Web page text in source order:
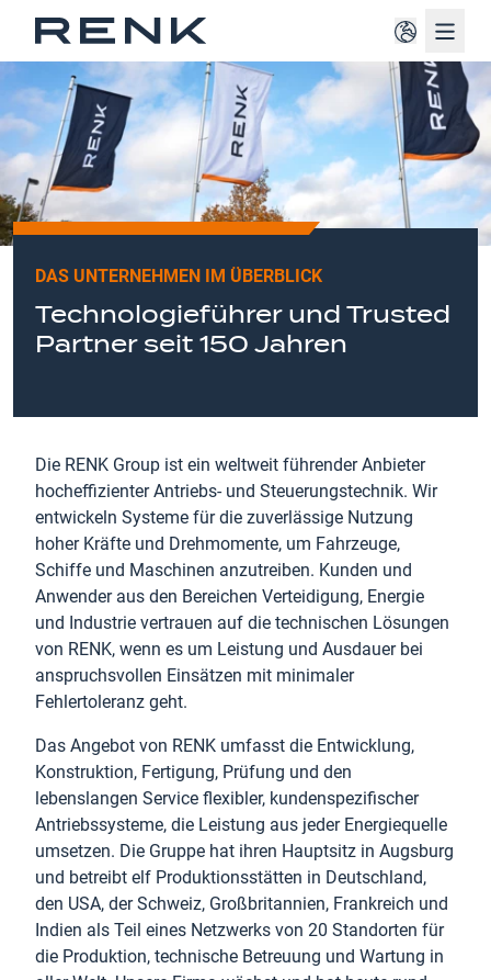
DAS UNTERNEHMEN IM ÜBERBLICK
Technologieführer und Trusted
Partner seit 150 Jahren
Die RENK Group ist ein weltweit führender Anbieter
hocheffizienter Antriebs- und Steuerungstechnik. Wir
entwickeln Systeme für die zuverlässige Nutzung
hoher Kräfte und Drehmomente, um Fahrzeuge,
Schiffe und Maschinen anzutreiben. Kunden und
Anwender aus den Bereichen Verteidigung, Energie
und Industrie vertrauen auf die technischen Lösungen
von RENK, wenn es um Leistung und Ausdauer bei
anspruchsvollen Einsätzen mit minimaler
Fehlertoleranz geht.
Das Angebot von RENK umfasst die Entwicklung,
Konstruktion, Fertigung, Prüfung und den
lebenslangen Service flexibler, kundenspezifischer
Antriebssysteme, die Leistung aus jeder Energiequelle
umsetzen. Die Gruppe hat ihren Hauptsitz in Augsburg
und betreibt elf Produktionsstätten in Deutschland,
den USA, der Schweiz, Großbritannien, Frankreich und
Indien als Teil eines Netzwerks von 20 Standorten für
die Produktion, technische Betreuung und Wartung in